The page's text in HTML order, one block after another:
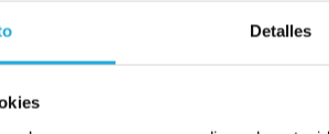
Detalles